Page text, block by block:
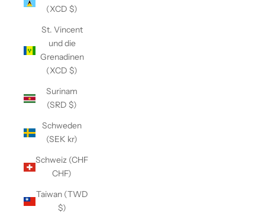
(XCD $)
St. Vincent
und die
Grenadinen
(XCD $)
Surinam
(SRD $)
Schweden
(SEK kr)
Schweiz (CHF
CHF)
Taiwan (TWD
$)